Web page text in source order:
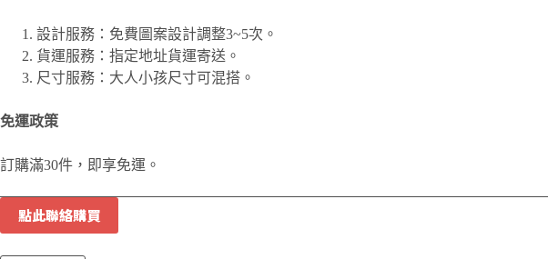
設計服務：免費圖案設計調整3~5次。
貨運服務：指定地址貨運寄送。
尺寸服務：大人小孩尺寸可混搭。
免運政策
訂購滿30件，即享免運。
點此聯絡購買